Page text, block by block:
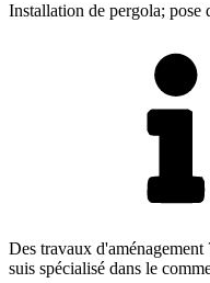
Installation de pergola; pose
Des travaux
suis spécialisé dans le